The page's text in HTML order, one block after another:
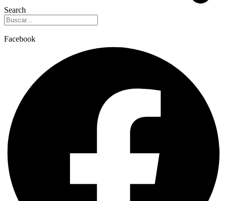
Search
Facebook